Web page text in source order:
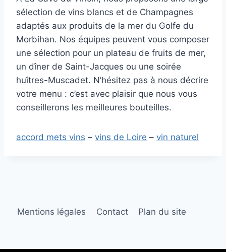
sélection de vins blancs et de Champagnes
adaptés aux produits de la mer du Golfe du
Morbihan. Nos équipes peuvent vous composer
une sélection pour un plateau de fruits de mer,
un dîner de Saint-Jacques ou une soirée
huîtres-Muscadet. N’hésitez pas à nous décrire
votre menu : c’est avec plaisir que nous vous
conseillerons les meilleures bouteilles.
accord mets vins – vins de Loire – vin naturel
Mentions légales Contact Plan du site